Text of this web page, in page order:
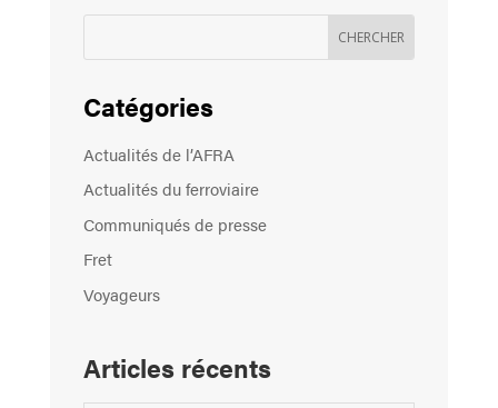
Catégories
Actualités de l’AFRA
Actualités du ferroviaire
Communiqués de presse
Fret
Voyageurs
Articles récents